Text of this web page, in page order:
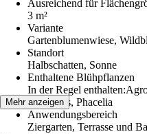
Ausreichend für
3 m²
Variante
Gartenblumenwiese,
Standort
Halbschatten, Sonne
Enthaltene Blühpflanzen
In der Regel
Coreopsis, Phacelia
Anwendungsbereich
Ziergarten, Terrasse und
Mehr anzeigen